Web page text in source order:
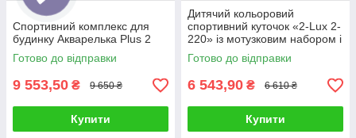
Спортивний комплекс для
будинку Акварелька Plus 2
Готово до відправки
9 553,50 ₴ 9 650 ₴
Купити
Дитячий кольоровий
спортивний куточок «2-Lux 2-
220» із мотузковим набором і
рукоходом ТМ "SportBaby"
(220х81 см)
Готово до відправки
6 543,90 ₴ 6 610 ₴
Купити